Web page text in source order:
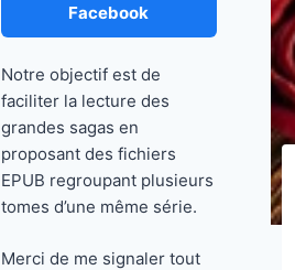
Facebook
Notre objectif est de
faciliter la lecture des
grandes sagas en
proposant des fichiers
EPUB regroupant plusieurs
tomes d’une même série.
Merci de me signaler tout